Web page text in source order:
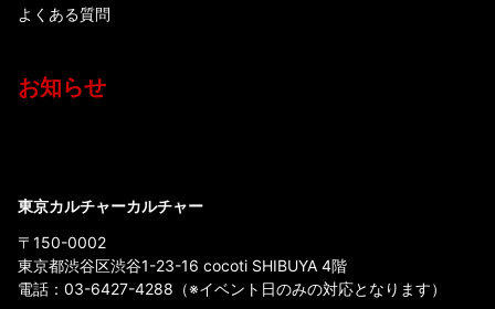
よくある質問
お知らせ
東京カルチャーカルチャー
〒150-0002
東京都渋谷区渋谷1-23-16 cocoti SHIBUYA 4階
電話： 03-6427-4288 （※イベント日のみの対応となります）